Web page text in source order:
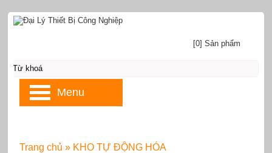
Trang chủ » KHO TỰ ĐỘNG HÓA
[0] Sản phẩm
Menu